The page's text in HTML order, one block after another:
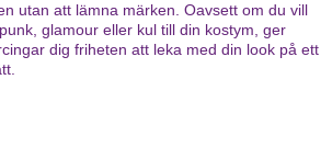
utan att lämna märken. Oavsett om du vill
glamour eller kul till din kostym, ger
dig friheten att leka med din look på ett